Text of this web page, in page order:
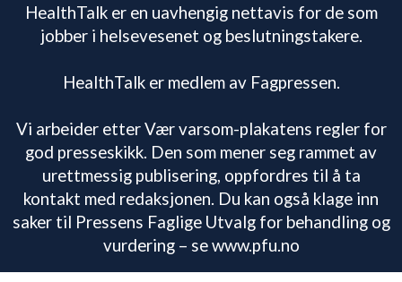
HealthTalk er en uavhengig nettavis for de som
jobber i helsevesenet og beslutningstakere.
HealthTalk er medlem av Fagpressen.
Vi arbeider etter Vær varsom-plakatens regler for
god presseskikk. Den som mener seg rammet av
urettmessig publisering, oppfordres til å ta
kontakt med redaksjonen. Du kan også klage inn
saker til Pressens Faglige Utvalg for behandling og
vurdering – se www.pfu.no